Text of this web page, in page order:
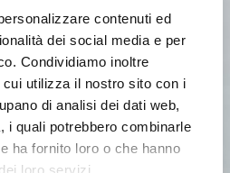
contenuti ed
dei social media e per
Condividiamo inoltre
utilizza il nostro sito con i
di analisi dei dati web,
i quali potrebbero combinarle
ha fornito loro o che hanno
loro servizi.